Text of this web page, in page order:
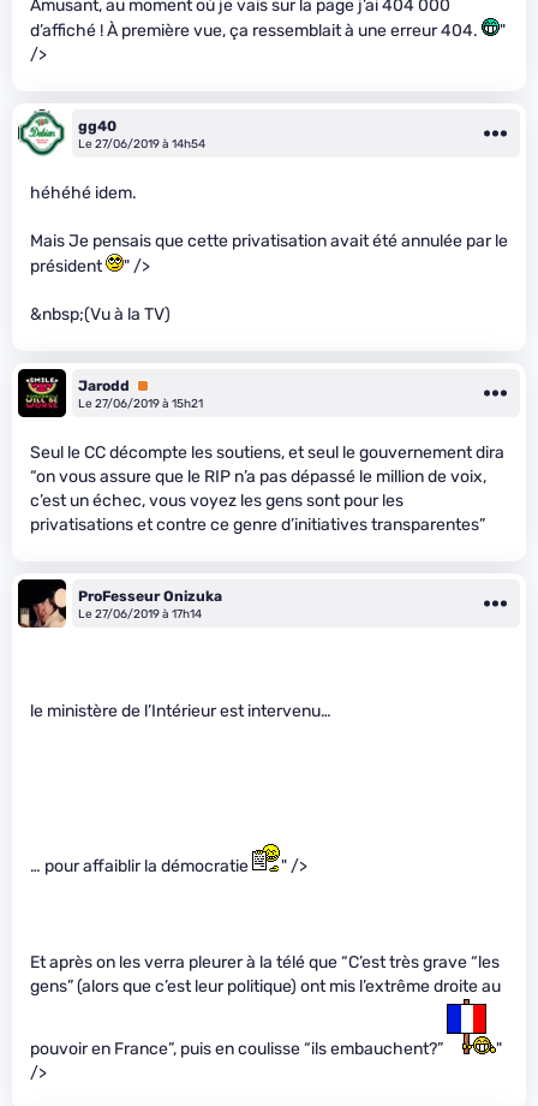
Amusant, au moment où je vais sur la page j’ai 404 000
d’affiché ! À première vue, ça ressemblait à une erreur 404.
"
/>
gg40
Le 27/06/2019 à 14h54
héhéhé idem.
Mais Je pensais que cette privatisation avait été annulée par le
président
" />
&nbsp;(Vu à la TV)
Jarodd
Premium
Le 27/06/2019 à 15h21
Seul le CC décompte les soutiens, et seul le gouvernement dira
“on vous assure que le RIP n’a pas dépassé le million de voix,
c’est un échec, vous voyez les gens sont pour les
privatisations et contre ce genre d’initiatives transparentes”
ProFesseur Onizuka
Le 27/06/2019 à 17h14
le ministère de l’Intérieur est intervenu…
… pour affaiblir la démocratie " />
Et après on les verra pleurer à la télé que “C’est très grave “les
gens” (alors que c’est leur politique) ont mis l’extrême droite au
pouvoir en France”, puis en coulisse “ils embauchent?”
"
/>